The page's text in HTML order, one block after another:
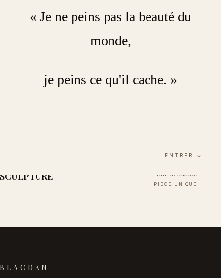
« Je ne peins pas la beauté du
monde,
je peins ce qu'il cache. »
ENTRER ↓
BLACDAN
SCULPTURE Sur demande
PIÈCE UNIQUE
BLACDAN